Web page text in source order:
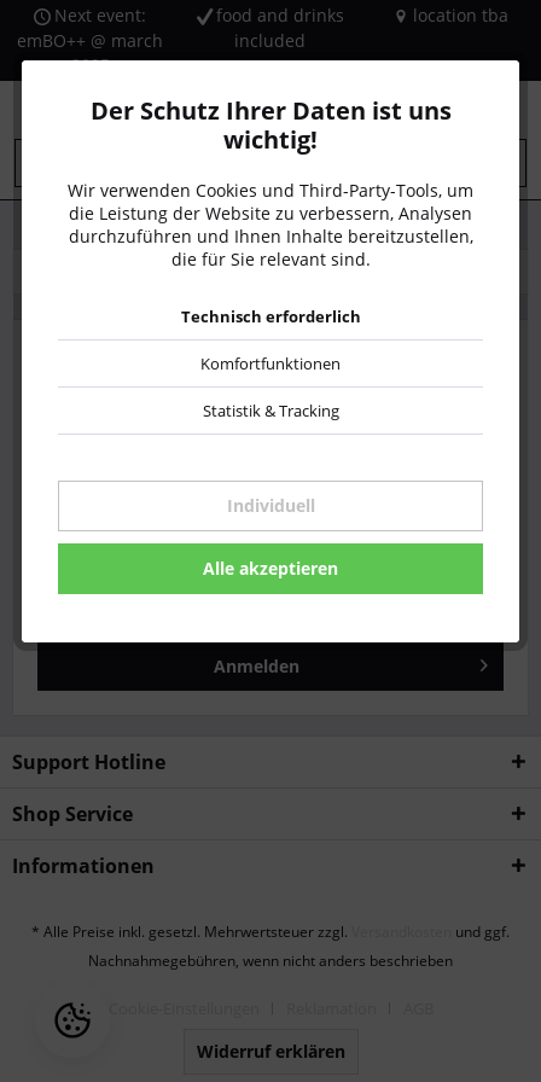
Next event:
emBO++ @ march
2025
food and drinks
included
location tba
Der Schutz Ihrer Daten ist uns
wichtig!
Wir verwenden Cookies und Third-Party-Tools, um
die Leistung der Website zu verbessern, Analysen
durchzuführen und Ihnen Inhalte bereitzustellen,
die für Sie relevant sind.
Technisch erforderlich
Komfortfunktionen
Statistik & Tracking
Individuell
Alle akzeptieren
Ich bin Neukunde
Ich bin bereits Kunde
Einloggen mit Ihrer E-Mail-Adresse und Ihrem Passwort
Passwort vergessen?
Anmelden
Support Hotline
Shop Service
Informationen
* Alle Preise inkl. gesetzl. Mehrwertsteuer zzgl.
und ggf.
Nachnahmegebühren, wenn nicht anders beschrieben
Widerruf erklären